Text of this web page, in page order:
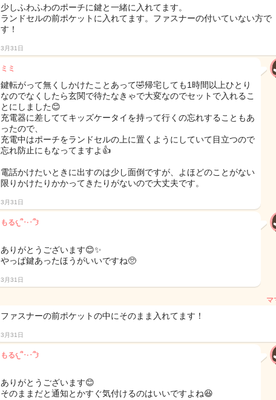
少しふわふわのポーチに鍵と一緒に入れてます。
ランドセルの前ポケットに入れてます。ファスナーの付いていない方で
す！
3月31日
ミミ
鍵転がって無くしかけたことあって🤣帰宅しても1時間以上ひとり
なのでなくしたら玄関で待たなきゃで大変なのでセットで入れるこ
とにしました😊
充電器に差しててキッズケータイを持って行くの忘れすることもあ
ったので、
充電中はポーチをランドセルの上に置くようにしていて目立つので
忘れ防止にもなってますよ👍
電話かけたいときに出すのは少し面倒ですが、よほどのことがない
限りかけたりかかってきたりがないので大丈夫です。
3月31日
もる𐔌՞･·･՞𐦯
ありがとうございます😊✨
やっぱ鍵あったほうがいいですね🥺
3月31日
マ
ファスナーの前ポケットの中にそのまま入れてます！
3月31日
もる𐔌՞･·･՞𐦯
ありがとうございます😊
そのままだと通知とかすぐ気付けるのはいいですよね😆